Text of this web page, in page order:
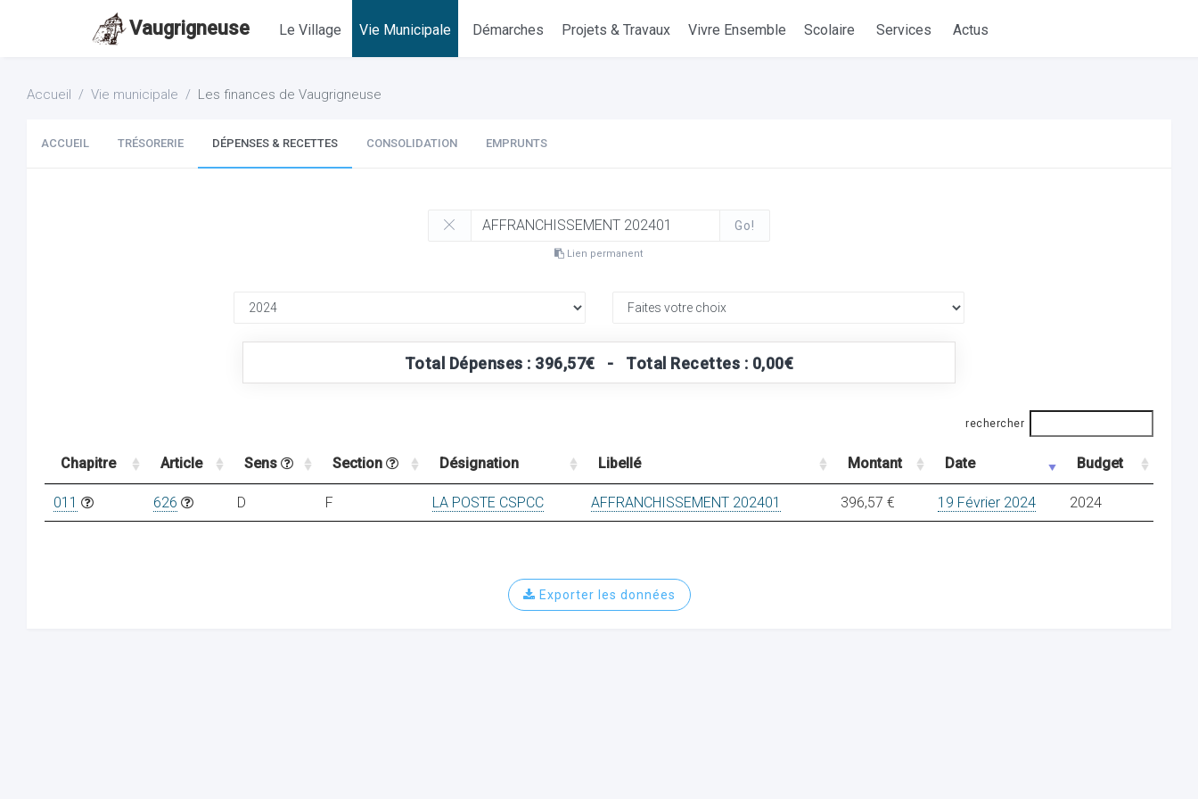
Vaugrigneuse Le Village Vie Municipale Démarches Projets & Travaux Vivre Ensemble Scolaire Services Actus
Accueil Vie municipale Les finances de Vaugrigneuse
ACCUEIL TRÉSORERIE DÉPENSES & RECETTES CONSOLIDATION EMPRUNTS
Go!
Lien permanent
Total Dépenses : 396,57€ - Total Recettes : 0,00€
rechercher
Chapitre Article Sens Section Désignation Libellé Montant Date Budget
011 626 D F LA POSTE CSPCC AFFRANCHISSEMENT 202401 396,57 € 19 Février 2024 2024
Exporter les données